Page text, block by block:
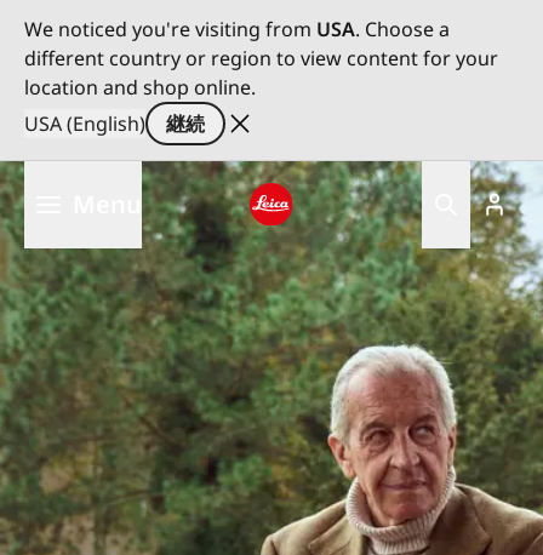
We noticed you're visiting from USA. Choose a
different country or region to view content for your
location and shop online.
USA (English)
継続
メ
イ
ン
コ
ン
テ
ン
ツ
に
移
動
Leica logo - Home